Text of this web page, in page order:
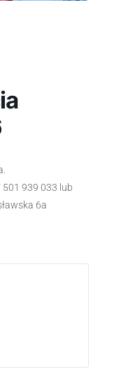
939 033 lub
6a